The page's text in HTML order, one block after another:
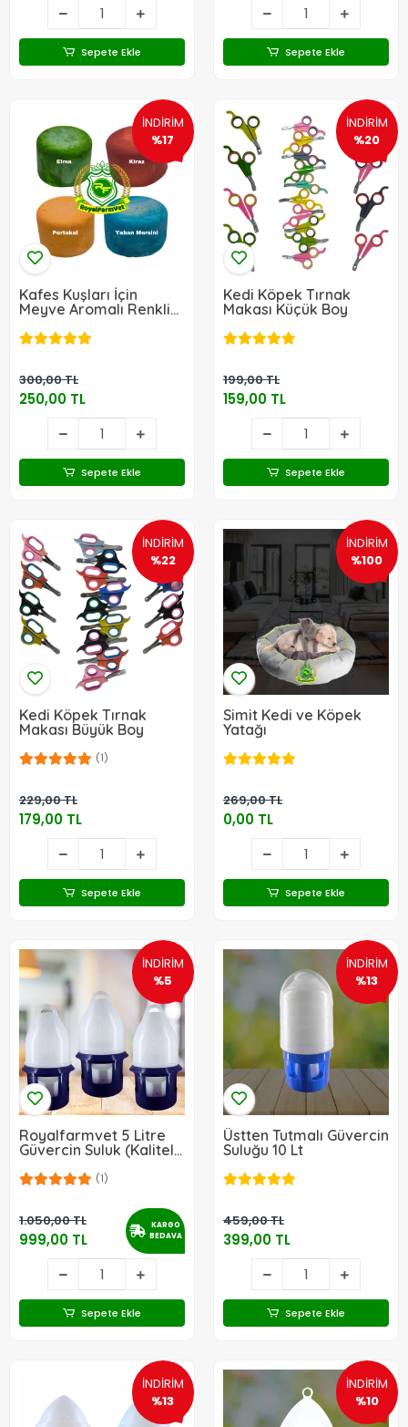
Sepete Ekle Sepete Ekle
İNDİRİM
%17
Kafes Kuşları İçin
Meyve Aromalı Renkli
300,00 TL
250,00 TL
Sepete Ekle
İNDİRİM
%20
Kedi Köpek Tırnak
Makası Küçük Boy
199,00 TL
159,00 TL
Sepete Ekle
İNDİRİM
%22
Kedi Köpek Tırnak
Makası Büyük Boy
(1)
229,00 TL
179,00 TL
Sepete Ekle
İNDİRİM
%100
Simit Kedi ve Köpek
Yatağı
269,00 TL
0,00 TL
Sepete Ekle
İNDİRİM
%5
Royalfarmvet 5 Litre
Güvercin Suluk (Kaliteli)
(1)
1.050,00 TL
999,00 TL
KARGO
BEDAVA
Sepete Ekle
İNDİRİM
%13
Üstten Tutmalı Güvercin
Suluğu 10 Lt
459,00 TL
399,00 TL
Sepete Ekle
İNDİRİM
%13
İNDİRİM
%10